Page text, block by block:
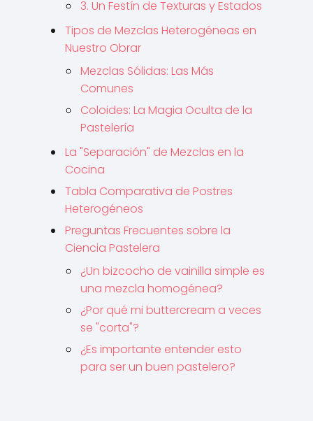
3. Un Festín de Texturas y Estados
Tipos de Mezclas Heterogéneas en
Nuestro Obrar
Mezclas Sólidas: Las Más
Comunes
Coloides: La Magia Oculta de la
Pastelería
La "Separación" de Mezclas en la
Cocina
Tabla Comparativa de Postres
Heterogéneos
Preguntas Frecuentes sobre la
Ciencia Pastelera
¿Un bizcocho de vainilla simple es
una mezcla homogénea?
¿Por qué mi buttercream a veces
se "corta"?
¿Es importante entender esto
para ser un buen pastelero?